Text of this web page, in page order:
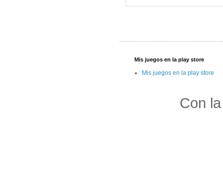
Mis juegos en la play store
Mis juegos en la play store
Con